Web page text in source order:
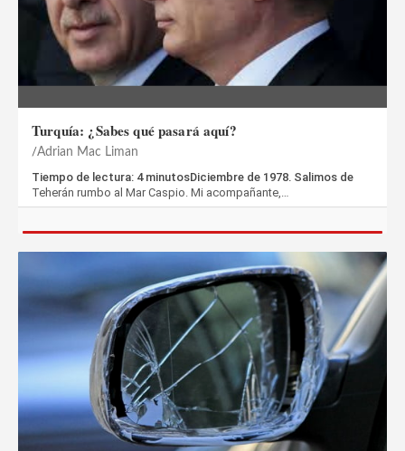
Turquía: ¿Sabes qué pasará aquí?
Adrian Mac Liman
Tiempo de lectura: 4 minutosDiciembre de 1978. Salimos de
Teherán rumbo al Mar Caspio. Mi acompañante,…